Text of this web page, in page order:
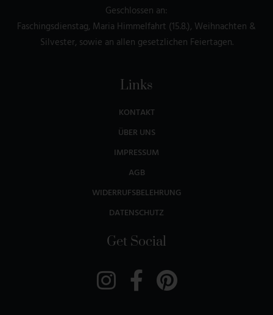
Geschlossen an:
Faschingsdienstag, Maria Himmelfahrt (15.8.), Weihnachten &
Silvester, sowie an allen gesetzlichen Feiertagen.
Links
KONTAKT
ÜBER UNS
IMPRESSUM
AGB
WIDERRUFSBELEHRUNG
DATENSCHUTZ
Get Social